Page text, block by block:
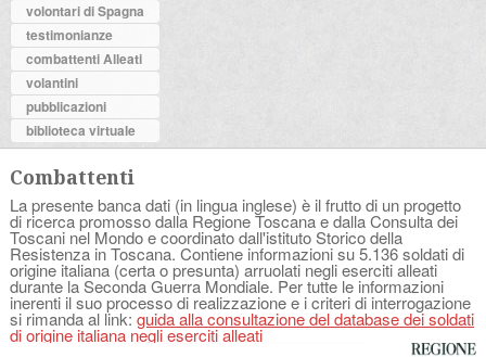
volontari di Spagna
testimonianze
combattenti Alleati
volantini
pubblicazioni
biblioteca virtuale
Combattenti
La presente banca dati (in lingua inglese) è il frutto di un progetto
di ricerca promosso dalla Regione Toscana e dalla Consulta dei
Toscani nel Mondo e coordinato dall'istituto Storico della
Resistenza in Toscana. Contiene informazioni su 5.136 soldati di
origine italiana (certa o presunta) arruolati negli eserciti alleati
durante la Seconda Guerra Mondiale. Per tutte le informazioni
inerenti il suo processo di realizzazione e i criteri di interrogazione
si rimanda al link: guida alla consultazione del database dei soldati
di origine italiana negli eserciti alleati